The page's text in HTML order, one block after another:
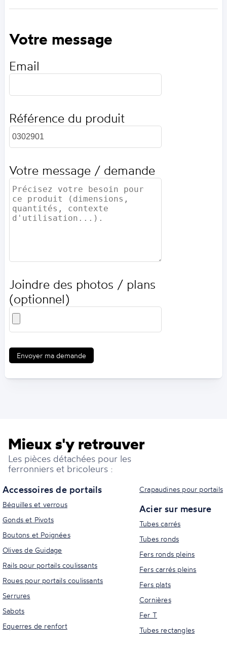
Votre message
Email
Référence du produit
Votre message / demande
Joindre des photos / plans
(optionnel)
Envoyer ma demande
Mieux s'y retrouver
Les pièces détachées pour les
ferronniers et bricoleurs :
Accessoires de portails
Béquilles et verrous
Gonds et Pivots
Boutons et Poignées
Olives de Guidage
Rails pour portails coulissants
Roues pour portails coulissants
Serrures
Sabots
Equerres de renfort
Crapaudines pour portails
Acier sur mesure
Tubes carrés
Tubes ronds
Fers ronds pleins
Fers carrés pleins
Fers plats
Cornières
Fer T
Tubes rectangles